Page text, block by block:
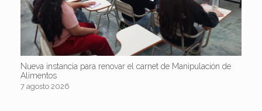
Nueva instancia para renovar el carnet de Manipulación de
Alimentos
7 agosto 2026